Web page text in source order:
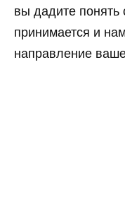
вы дадите понять
принимается и
направление